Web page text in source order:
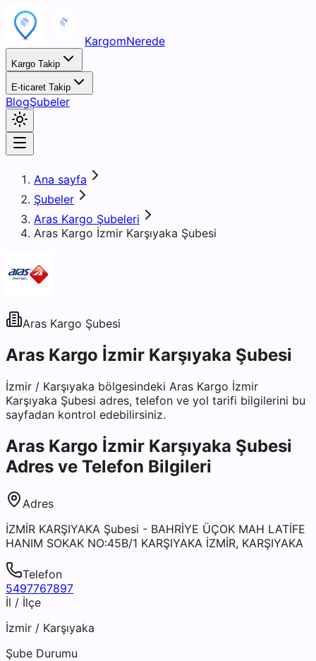
KargomNerede
Kargo Takip
E-ticaret Takip
BlogŞubeler
Ana sayfa
Şubeler
Aras Kargo Şubeleri
Aras Kargo İzmir Karşıyaka Şubesi
Aras Kargo Şubesi
Aras Kargo İzmir Karşıyaka Şubesi
İzmir / Karşıyaka bölgesindeki Aras Kargo İzmir
Karşıyaka Şubesi adres, telefon ve yol tarifi bilgilerini bu
sayfadan kontrol edebilirsiniz.
Aras Kargo İzmir Karşıyaka Şubesi
Adres ve Telefon Bilgileri
Adres
İZMİR KARŞIYAKA Şubesi - BAHRİYE ÜÇOK MAH LATİFE
HANIM SOKAK NO:45B/1 KARŞIYAKA İZMİR, KARŞIYAKA
Telefon
5497767897
İl / İlçe
İzmir / Karşıyaka
Şube Durumu